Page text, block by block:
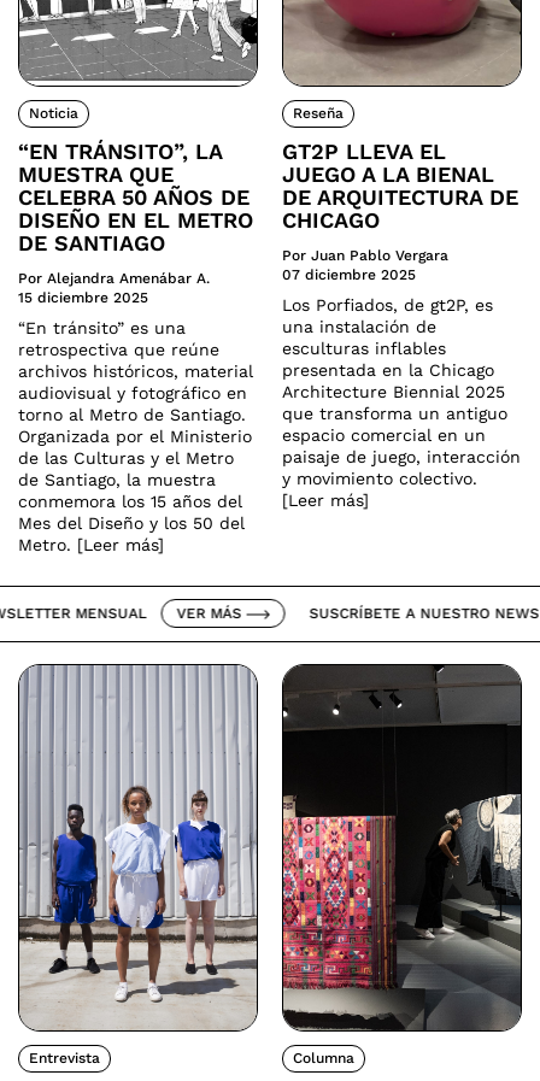
Noticia
“EN TRÁNSITO”, LA
MUESTRA QUE
CELEBRA 50 AÑOS DE
DISEÑO EN EL METRO
DE SANTIAGO
Por Alejandra Amenábar A.
15 diciembre 2025
“En tránsito” es una
retrospectiva que reúne
archivos históricos, material
audiovisual y fotográfico en
torno al Metro de Santiago.
Organizada por el Ministerio
de las Culturas y el Metro
de Santiago, la muestra
conmemora los 15 años del
Mes del Diseño y los 50 del
Metro. [Leer más]
Reseña
GT2P LLEVA EL
JUEGO A LA BIENAL
DE ARQUITECTURA DE
CHICAGO
Por Juan Pablo Vergara
07 diciembre 2025
Los Porfiados, de gt2P, es
una instalación de
esculturas inflables
presentada en la Chicago
Architecture Biennial 2025
que transforma un antiguo
espacio comercial en un
paisaje de juego, interacción
y movimiento colectivo.
[Leer más]
MENSUAL VER MÁS SUSCRÍBETE A NUESTRO
Entrevista Columna